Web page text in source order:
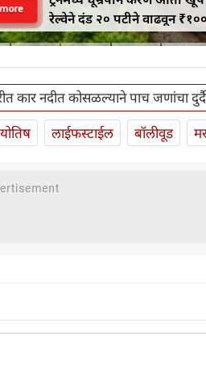
रेल्वेने दंड २० पटीने वाढवून
कार नदीत कोसळल्याने पाच जणांचा
लाईफस्टाईल बॉलीवूड